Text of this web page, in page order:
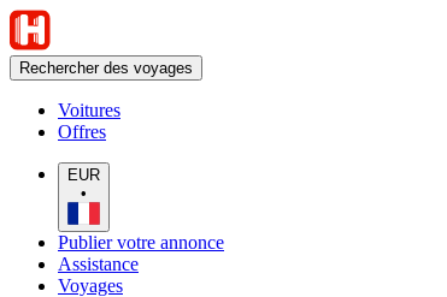
Rechercher des voyages
Voitures
Offres
EUR
•
Publier votre annonce
Assistance
Voyages